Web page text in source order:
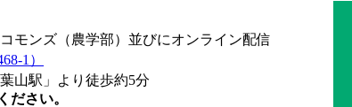
モンズ（農学部）並びにオンライン配信
1）
山駅」より徒歩約5分
ださい。